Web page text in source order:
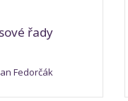
řady
Fedorčák